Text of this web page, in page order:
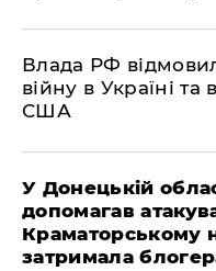
Влада РФ
війну в Україні та
США
У Донецькій
допомагав
Краматорському
затримала